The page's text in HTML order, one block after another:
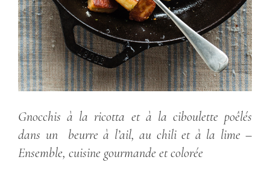
Gnocchis à la ricotta et à la ciboulette poêlés
dans un beurre à l’ail, au chili et à la lime –
Ensemble, cuisine gourmande et colorée